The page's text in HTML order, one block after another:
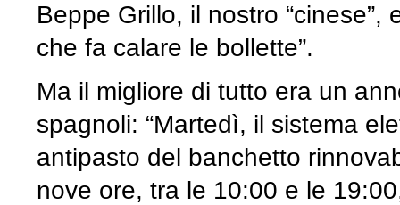
Beppe Grillo, il nostro
che fa calare le bollette”.
Ma il migliore di tutto era un
spagnoli: “Martedì, il sistema
antipasto del banchetto
nove ore, tra le 10:00 e le